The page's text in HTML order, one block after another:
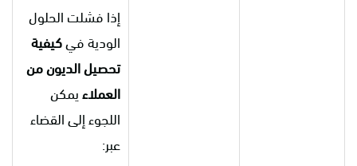
إذا فشلت الحلول
الودية فيكيفية
تحصيل الديون من
العملاءيمكن
اللجوء إلى القضاء
عبر: